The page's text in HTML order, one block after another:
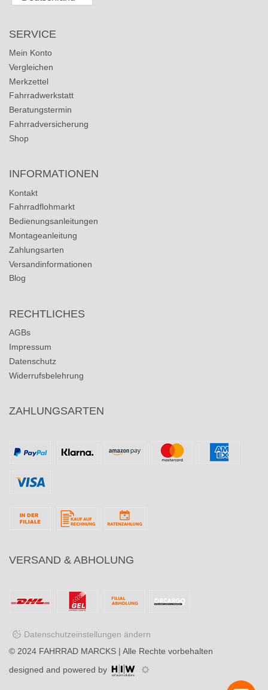
SERVICE
Mein Konto
Vergleichen
Merkzettel
Fahrradwerkstatt
Beratungstermin
Fahrradversicherung
Shop
INFORMATIONEN
Kontakt
Fahrradflohmarkt
Bedienungsanleitungen
Montageanleitung
Zahlungsarten
Versandinformationen
Blog
RECHTLICHES
AGBs
Impressum
Datenschutz
Widerrufsbelehrung
ZAHLUNGSARTEN
VERSAND & ABHOLUNG
Datenschutzeinstellungen ändern
© 2024 FAHRRAD MARCKS | Alle Rechte vorbehalten
designed and powered by